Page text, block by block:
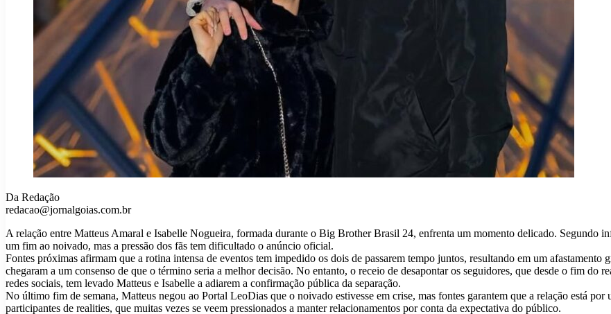
Da Redação
redacao@jornalgoias.com.br
A relação entre Matteus Amaral e Isabelle Nogueira, formada durante o Big Brother Brasil 24, enfrenta um momento delicado. Segundo
um fim ao noivado, mas a pressão dos fãs tem dificultado o anúncio oficial.
Fontes próximas afirmam que a rotina intensa de eventos tem impedido os dois de passarem tempo juntos, resultando em um afastamento
chegaram a um consenso de que o término seria a melhor decisão. No entanto, o receio de desapontar os seguidores, que desde o fim do
redes sociais, tem levado Matteus e Isabelle a adiarem a confirmação pública da separação.
No último fim de semana, Matteus negou ao Portal LeoDias que o noivado estivesse em crise, mas fontes garantem que a relação está
participantes de realities, que muitas vezes se veem pressionados a manter relacionamentos por conta da expectativa do público.